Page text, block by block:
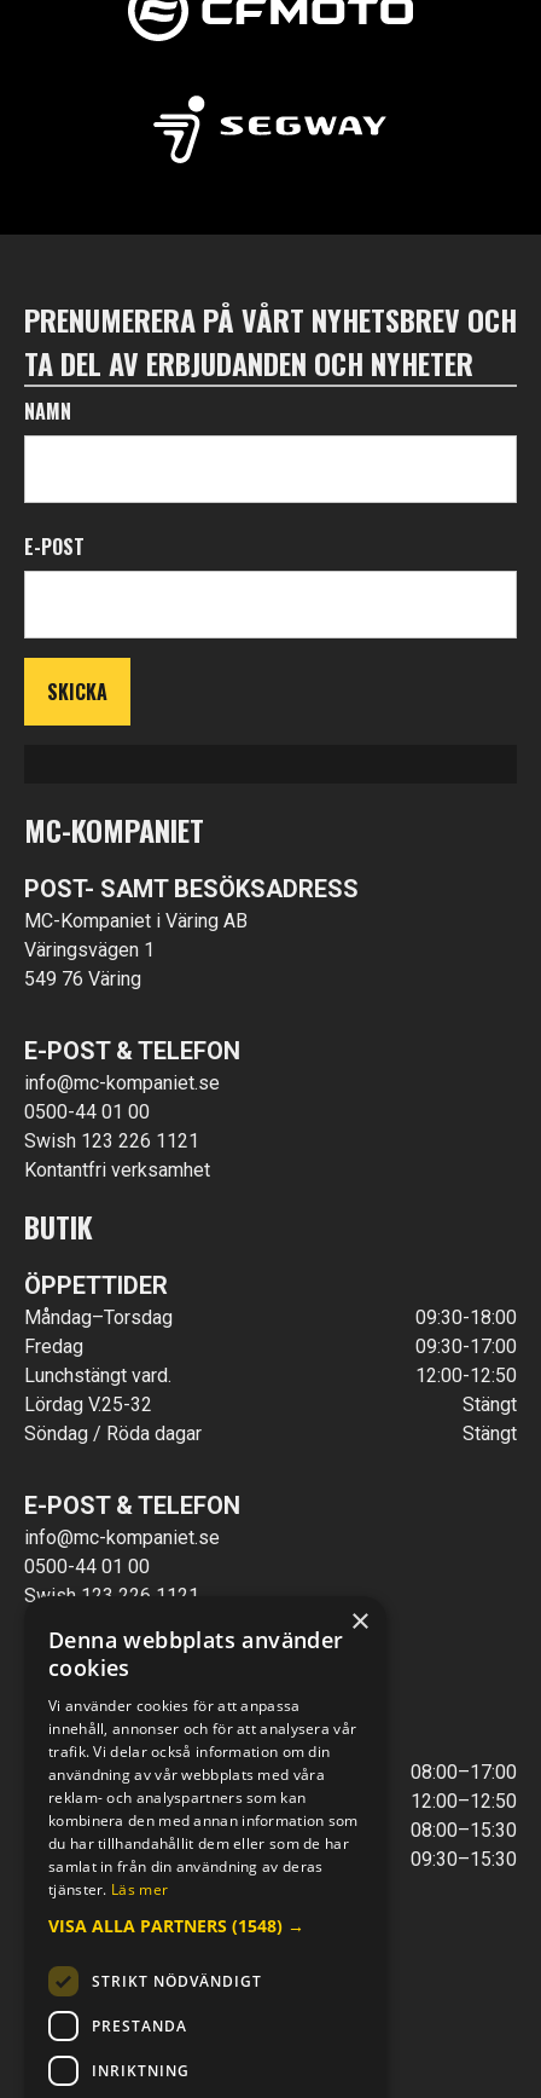
PRENUMERERA PÅ VÅRT NYHETSBREV OCH
TA DEL AV ERBJUDANDEN OCH NYHETER
NAMN
E-POST
MC-KOMPANIET
POST- SAMT BESÖKSADRESS
MC-Kompaniet i Väring AB
Väringsvägen 1
549 76 Väring
E-POST & TELEFON
info@mc-kompaniet.se
0500-44 01 00
Swish 123 226 1121
Kontantfri verksamhet
BUTIK
ÖPPETTIDER
Måndag–Torsdag
09:30-18:00
Fredag
09:30-17:00
Lunchstängt vard.
12:00-12:50
Lördag V.25-32
Stängt
Söndag / Röda dagar
Stängt
E-POST & TELEFON
info@mc-kompaniet.se
0500-44 01 00
Swish 123 226 1121
VERKSTAD
ÖPPETTIDER
Måndag - Torsdag
08:00–17:00
Lunchstängt
12:00–12:50
Fredagar
08:00–15:30
Telefontider
09:30–15:30
E-POST & TELEFON
verkstaden@mc-kompaniet.se
0500-44 01 00
Swish 123 226 1121
Kontantfri verksamhet
×
Denna webbplats använder
cookies
Vi använder cookies för att anpassa
innehåll, annonser och för att analysera vår
trafik. Vi delar också information om din
användning av vår webbplats med våra
reklam- och analyspartners som kan
kombinera den med annan information som
du har tillhandahållit dem eller som de har
samlat in från din användning av deras
tjänster. Läs mer
VISA ALLA PARTNERS (1548) →
STRIKT NÖDVÄNDIGT
PRESTANDA
INRIKTNING